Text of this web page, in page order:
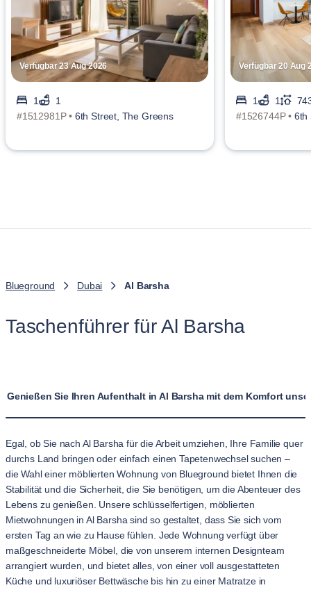
Verfügbar 23 Aug 2026
1
1
#1512981P • 6th Street, The Greens
Verfügbar 20 Aug
1 1
#1526744P • 6th
Blueground Dubai Al Barsha
Taschenführer für Al Barsha
Genießen Sie Ihren Aufenthalt in Al Barsha mit dem Komfort
Egal, ob Sie nach Al Barsha für die Arbeit umziehen, Ihre Familie quer
durchs Land bringen oder einfach einen Tapetenwechsel suchen –
die Wahl einer möblierten Wohnung von Blueground bietet Ihnen die
Stabilität und die Sicherheit, die Sie benötigen, um die Abenteuer des
Lebens zu genießen. Unsere schlüsselfertigen, möblierten
Mietwohnungen in Al Barsha sind so gestaltet, dass Sie sich vom
ersten Tag an wie zu Hause fühlen. Jede Wohnung verfügt über
maßgeschneiderte Möbel, die von unserem internen Designteam
arrangiert wurden, und bietet alles, von einer voll ausgestatteten
Küche und luxuriöser Bettwäsche bis hin zu einer Matratze in